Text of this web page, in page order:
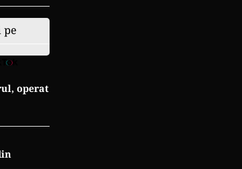
pe
operat